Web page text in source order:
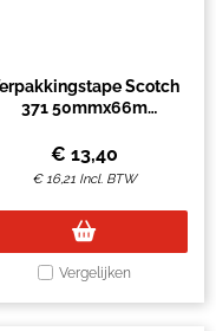
Scotch
371 50mmx66m
€ 13,40
€16,21 Incl. BTW
Vergelijken